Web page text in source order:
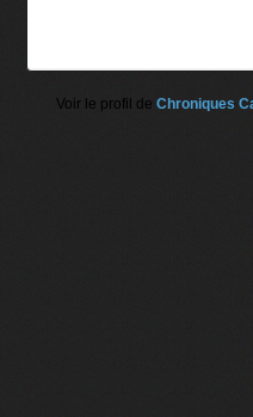
Voir le profil de Chroniques